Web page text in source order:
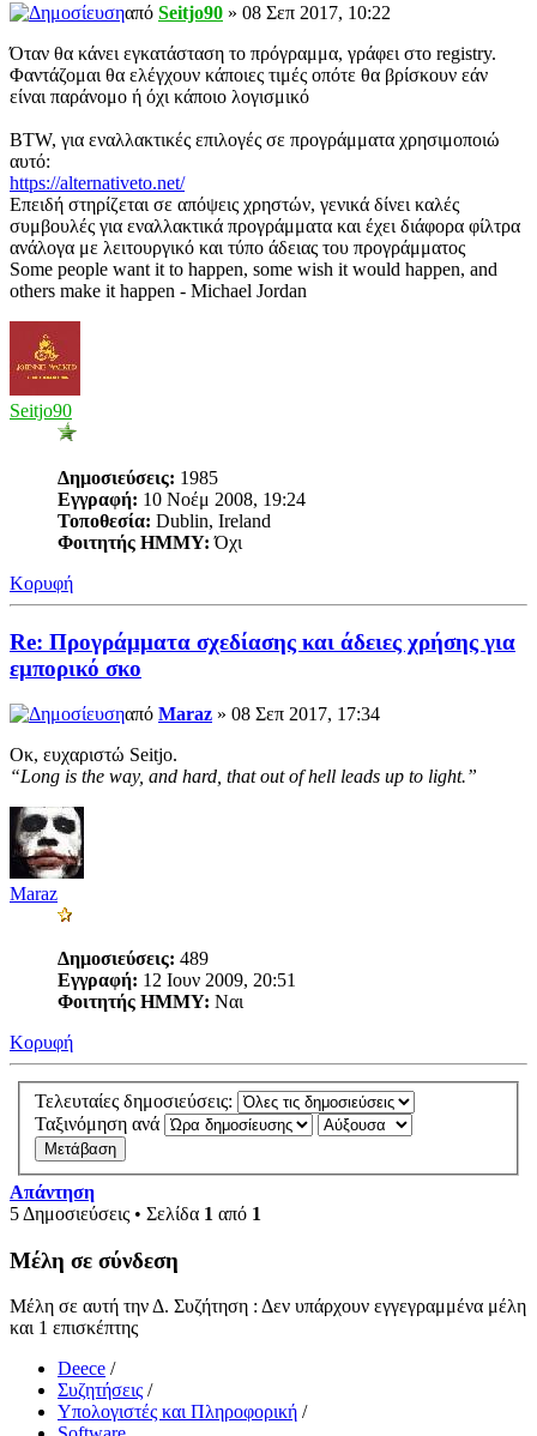
από Seitjo90 » 08 Σεπ 2017, 10:22
Όταν θα κάνει εγκατάσταση το πρόγραμμα, γράφει στο registry.
Φαντάζομαι θα ελέγχουν κάποιες τιμές οπότε θα βρίσκουν εάν
είναι παράνομο ή όχι κάποιο λογισμικό
BTW, για εναλλακτικές επιλογές σε προγράμματα χρησιμοποιώ
αυτό:
https://alternativeto.net/
Επειδή στηρίζεται σε απόψεις χρηστών, γενικά δίνει καλές
συμβουλές για εναλλακτικά προγράμματα και έχει διάφορα φίλτρα
ανάλογα με λειτουργικό και τύπο άδειας του προγράμματος
Some people want it to happen, some wish it would happen, and
others make it happen - Michael Jordan
Seitjo90
Δημοσιεύσεις: 1985
Εγγραφή: 10 Νοέμ 2008, 19:24
Τοποθεσία: Dublin, Ireland
Φοιτητής ΗΜΜΥ: Όχι
Κορυφή
Re: Προγράμματα σχεδίασης και άδειες χρήσης για
εμπορικό σκο
από Maraz » 08 Σεπ 2017, 17:34
Οκ, ευχαριστώ Seitjo.
“Long is the way, and hard, that out of hell leads up to light.”
Maraz
Δημοσιεύσεις: 489
Εγγραφή: 12 Ιουν 2009, 20:51
Φοιτητής ΗΜΜΥ: Ναι
Κορυφή
Τελευταίες δημοσιεύσεις:
Ταξινόμηση ανά
Απάντηση
5 Δημοσιεύσεις • Σελίδα 1 από 1
Μέλη σε σύνδεση
Μέλη σε αυτή την Δ. Συζήτηση : Δεν υπάρχουν εγγεγραμμένα μέλη
και 1 επισκέπτης
Deece /
Συζητήσεις /
Υπολογιστές και Πληροφορική /